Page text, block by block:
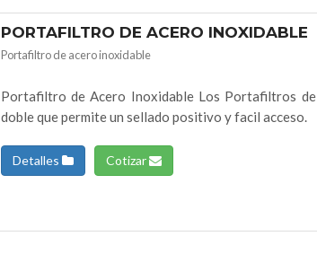
PORTAFILTRO DE ACERO INOXIDABLE
Portafiltro de acero inoxidable
Portafiltro de Acero Inoxidable Los Portafiltros
doble que permite un sellado positivo y facil acceso.
Detalles Cotizar